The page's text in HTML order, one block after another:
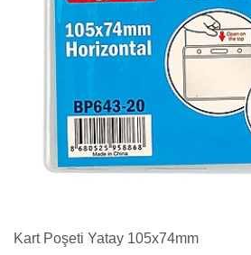
Kart Poşeti Yatay 105x74mm